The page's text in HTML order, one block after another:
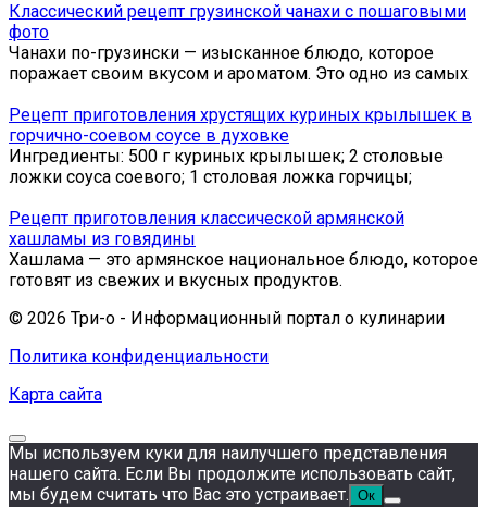
Классический рецепт грузинской чанахи с пошаговыми
фото
Чанахи по-грузински — изысканное блюдо, которое
поражает своим вкусом и ароматом. Это одно из самых
Рецепт приготовления хрустящих куриных крылышек в
горчично-соевом соусе в духовке
Ингредиенты: 500 г куриных крылышек; 2 столовые
ложки соуса соевого; 1 столовая ложка горчицы;
Рецепт приготовления классической армянской
хашламы из говядины
Хашлама — это армянское национальное блюдо, которое
готовят из свежих и вкусных продуктов.
© 2026 Три-о - Информационный портал о кулинарии
Политика конфиденциальности
Карта сайта
Мы используем куки для наилучшего представления
нашего сайта. Если Вы продолжите использовать сайт,
мы будем считать что Вас это устраивает. Ок